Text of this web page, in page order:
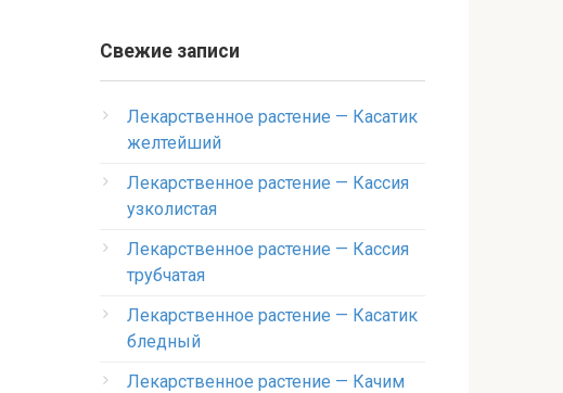
Свежие записи
Лекарственное растение — Касатик
желтейший
Лекарственное растение — Кассия
узколистая
Лекарственное растение — Кассия
трубчатая
Лекарственное растение — Касатик
бледный
Лекарственное растение — Качим